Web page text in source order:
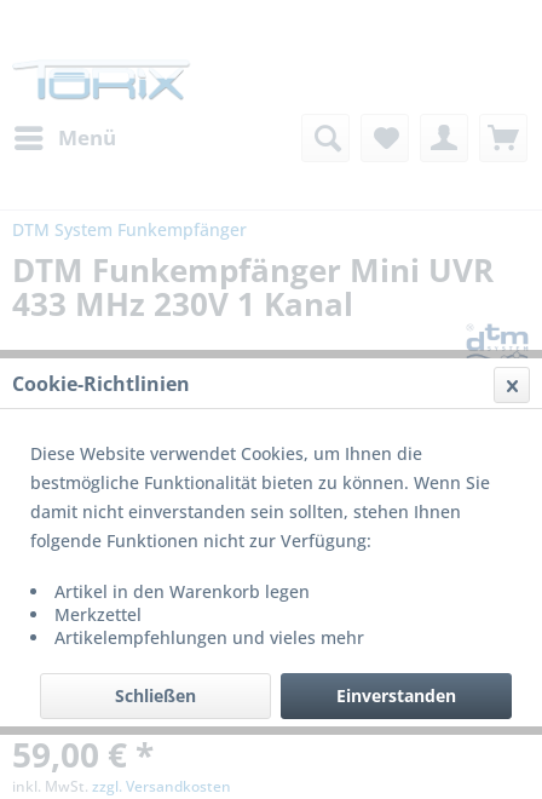
Menü
DTM System Funkempfänger
DTM Funkempfänger Mini UVR
433 MHz 230V 1 Kanal
59,00 € *
inkl. MwSt. zzgl. Versandkosten
Cookie-Richtlinien
Diese Website verwendet Cookies, um Ihnen die
bestmögliche Funktionalität bieten zu können. Wenn Sie
damit nicht einverstanden sein sollten, stehen Ihnen
folgende Funktionen nicht zur Verfügung:
Artikel in den Warenkorb legen
Merkzettel
Artikelempfehlungen und vieles mehr
Einverstanden
Schließen